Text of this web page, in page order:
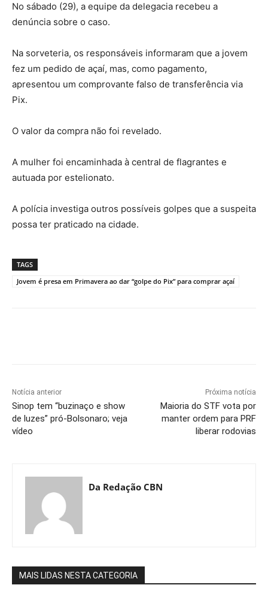
No sábado (29), a equipe da delegacia recebeu a
denúncia sobre o caso.
Na sorveteria, os responsáveis informaram que a jovem
fez um pedido de açaí, mas, como pagamento,
apresentou um comprovante falso de transferência via
Pix.
O valor da compra não foi revelado.
A mulher foi encaminhada à central de flagrantes e
autuada por estelionato.
A polícia investiga outros possíveis golpes que a suspeita
possa ter praticado na cidade.
TAGS
Jovem é presa em Primavera ao dar “golpe do Pix” para comprar açaí
Notícia anterior
Sinop tem “buzinaço e show
de luzes” pró-Bolsonaro; veja
vídeo
Próxima notícia
Maioria do STF vota por
manter ordem para PRF
liberar rodovias
Da Redação CBN
MAIS LIDAS NESTA CATEGORIA